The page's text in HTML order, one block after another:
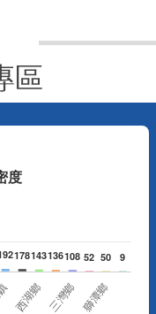
區